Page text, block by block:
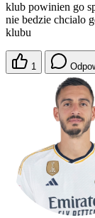
klub powinien go
nie bedzie chcialo
klubu
1